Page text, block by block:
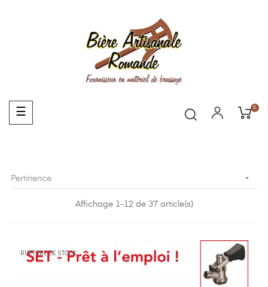
Basculer
la
☰ 0
Pertinence 
Affichage 1-12 de 37 article(s)
RUPTURE DE STOCK